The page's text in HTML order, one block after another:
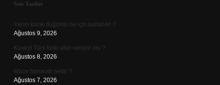
Sidebar
Son Yazılar
Yarım kazık düğümü ne için kullanılır ?
Ağustos 9, 2026
Kuveyt Türk fiziki altın veriyor mu ?
Ağustos 8, 2026
Mace baharatı nedir ?
Ağustos 7, 2026